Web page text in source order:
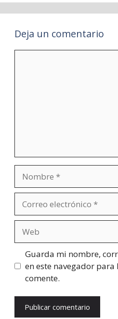
Deja un comentario
electrónico
Guarda mi nombre,
en este navegador
comente.